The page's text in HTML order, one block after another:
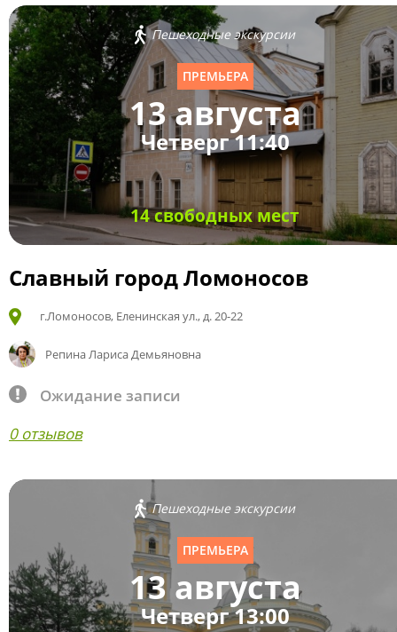
Пешеходные экскурсии
ПРЕМЬЕРА
13 августа
Четверг 11:40
14 свободных мест
Славный город Ломоносов
г.Ломоносов, Еленинская ул., д. 20-22
Репина Лариса Демьяновна
Ожидание записи
0 отзывов
Пешеходные экскурсии
ПРЕМЬЕРА
13 августа
Четверг 13:00